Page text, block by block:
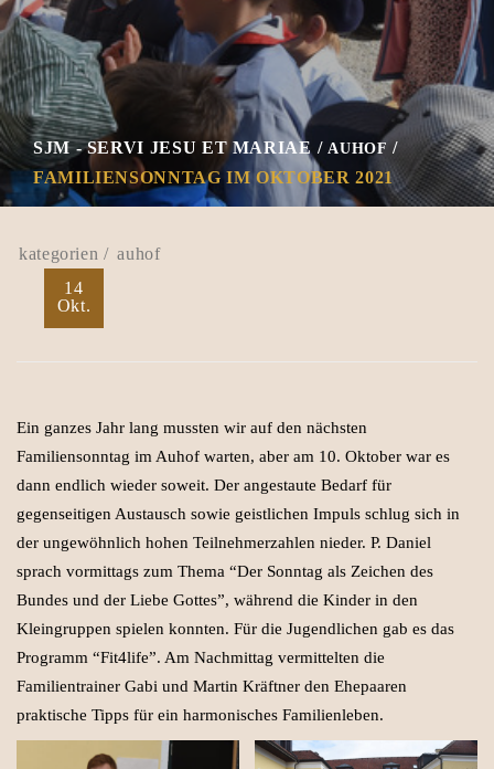
SJM - SERVI JESU ET MARIAE AUHOF
FAMILIENSONNTAG IM OKTOBER 2021
auhof
14
Okt.
Ein ganzes Jahr lang mussten wir auf den nächsten
Familiensonntag im Auhof warten, aber am 10. Oktober war es
dann endlich wieder soweit. Der angestaute Bedarf für
gegenseitigen Austausch sowie geistlichen Impuls schlug sich in
der ungewöhnlich hohen Teilnehmerzahlen nieder. P. Daniel
sprach vormittags zum Thema “Der Sonntag als Zeichen des
Bundes und der Liebe Gottes”, während die Kinder in den
Kleingruppen spielen konnten. Für die Jugendlichen gab es das
Programm “Fit4life”. Am Nachmittag vermittelten die
Familientrainer Gabi und Martin Kräftner den Ehepaaren
praktische Tipps für ein harmonisches Familienleben.